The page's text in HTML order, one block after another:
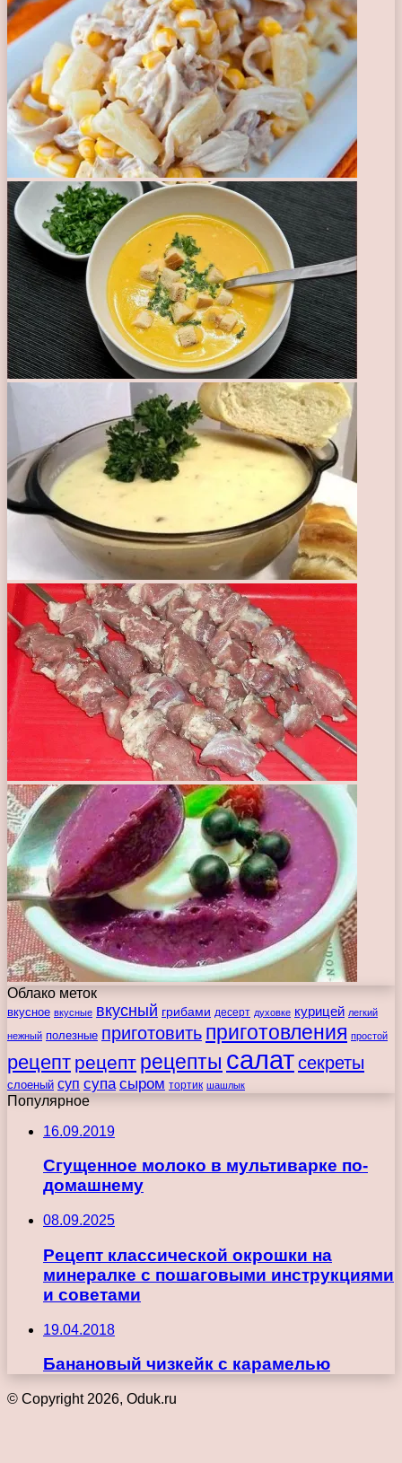
Облако меток
вкусное вкусные вкусный грибами десерт духовке курицей легкий
нежный полезные приготовить приготовления простой
рецепт рецепт рецепты салатсекреты
слоеный суп супа сыром тортик шашлык
Популярное
16.09.2019
Сгущенное молоко в мультиварке по-
домашнему
08.09.2025
Рецепт классической окрошки на
минералке с пошаговыми инструкциями
и советами
19.04.2018
Банановый чизкейк с карамелью
© Copyright 2026, Oduk.ru